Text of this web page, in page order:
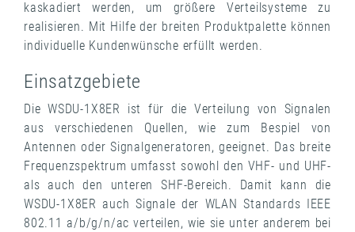
kaskadiert werden, um größere Verteilsysteme zu
realisieren. Mit Hilfe der breiten Produktpalette können
individuelle Kundenwünsche erfüllt werden.
Einsatzgebiete
Die WSDU-1X8ER ist für die Verteilung von Signalen
aus verschiedenen Quellen, wie zum Bespiel von
Antennen oder Signalgeneratoren, geeignet. Das breite
Frequenzspektrum umfasst sowohl den VHF- und UHF-
als auch den unteren SHF-Bereich. Damit kann die
WSDU-1X8ER auch Signale der WLAN Standards IEEE
802.11 a/b/g/n/ac verteilen, wie sie unter anderem bei